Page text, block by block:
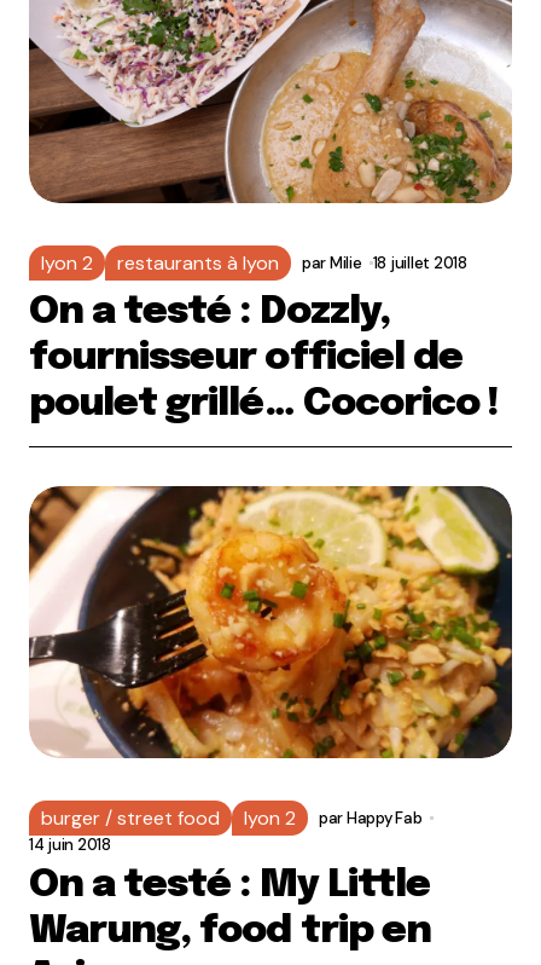
lyon 2 restaurants à lyon parMilie 18 juillet 2018
On a testé : Dozzly,
fournisseur officiel de
poulet grillé… Cocorico !
burger / street food lyon 2 parHappy Fab
14 juin 2018
On a testé : My Little
Warung, food trip en